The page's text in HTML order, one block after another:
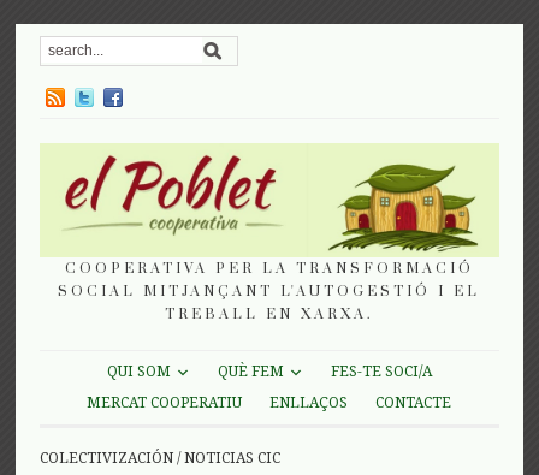
COOPERATIVA PER LA TRANSFORMACIÓ
SOCIAL MITJANÇANT L'AUTOGESTIÓ I EL
TREBALL EN XARXA.
QUI SOM QUÈ FEM
FES-TE SOCI/A
MERCAT COOPERATIU
ENLLAÇOS CONTACTE
COLECTIVIZACIÓN /NOTICIAS CIC